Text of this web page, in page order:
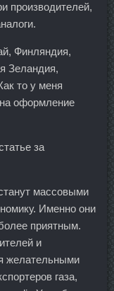
производителей,
Финляндия,
Зеландия,
то у меня
оформление
за
массовыми
Именно они
приятным.
и
желательными
газа,